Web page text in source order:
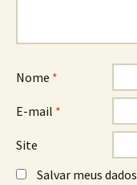
Nome *
E-mail *
Site
Salvar meus